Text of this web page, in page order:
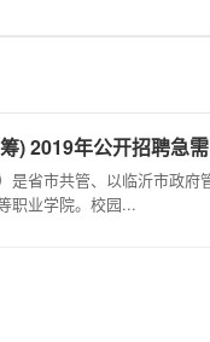
) 2019年公开招聘急
是省市共管、以临沂市政府
职业学院。校园...